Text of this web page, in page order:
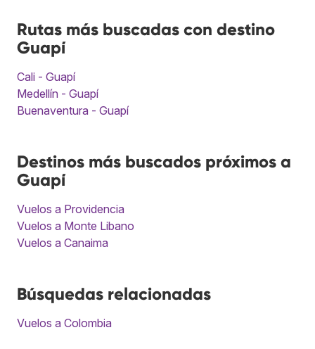
Rutas más buscadas con destino
Guapí
Cali - Guapí
Medellín - Guapí
Buenaventura - Guapí
Destinos más buscados próximos a
Guapí
Vuelos a Providencia
Vuelos a Monte Libano
Vuelos a Canaima
Búsquedas relacionadas
Vuelos a Colombia